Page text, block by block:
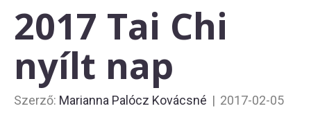
2017 Tai Chi
nyílt nap
Szerző: Marianna Palócz Kovácsné | 2017-02-05